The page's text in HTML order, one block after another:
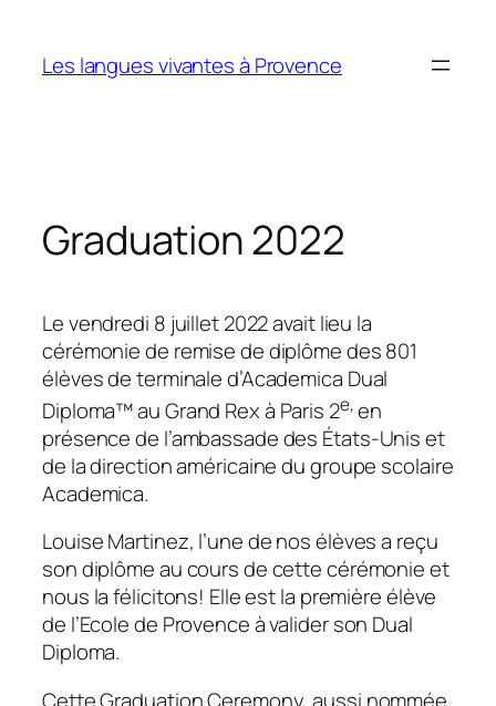
contenu
Les langues vivantes à Provence
Graduation 2022
Le vendredi 8 juillet 2022 avait lieu la
cérémonie de remise de diplôme des 801
élèves de terminale d’Academica Dual
Diploma™ au Grand Rex à Paris 2e, en
présence de l’ambassade des États-Unis et
de la direction américaine du groupe scolaire
Academica.
Louise Martinez, l’une de nos élèves a reçu
son diplôme au cours de cette cérémonie et
nous la félicitons! Elle est la première élève
de l’Ecole de Provence à valider son Dual
Diploma.
Cette Graduation Ceremony, aussi nommée